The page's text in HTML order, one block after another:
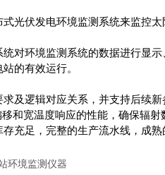
光伏发电环境监测系统来监控
对环境监测系统的数据进行显
的有效运行。
及逻辑对应关系，并支持后续
和宽温度响应的性能，确保辐射
充足，完整的生产流水线，成